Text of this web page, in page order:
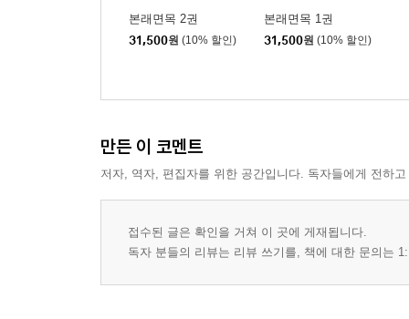
마음속에 심어둔 씨앗 하나 58
마음의 결을 고르는 시간 60
나는 누군가의 소장품이 아닙니다 61
당신이라는 숲에 머물다 63
달빛이 건네는 고요한 위로 65
본래면목 2권
31,500원 (10% 할인)
본래면목 1권
31,500원 (10% 할인)
만든 이 코멘트
저자, 역자, 편집자를 위한 공간입니다. 독자들에게 전하
접수된 글은 확인을 거쳐 이 곳에 게재됩니다.
독자 분들의 리뷰는 리뷰 쓰기를, 책에 대한 문의는